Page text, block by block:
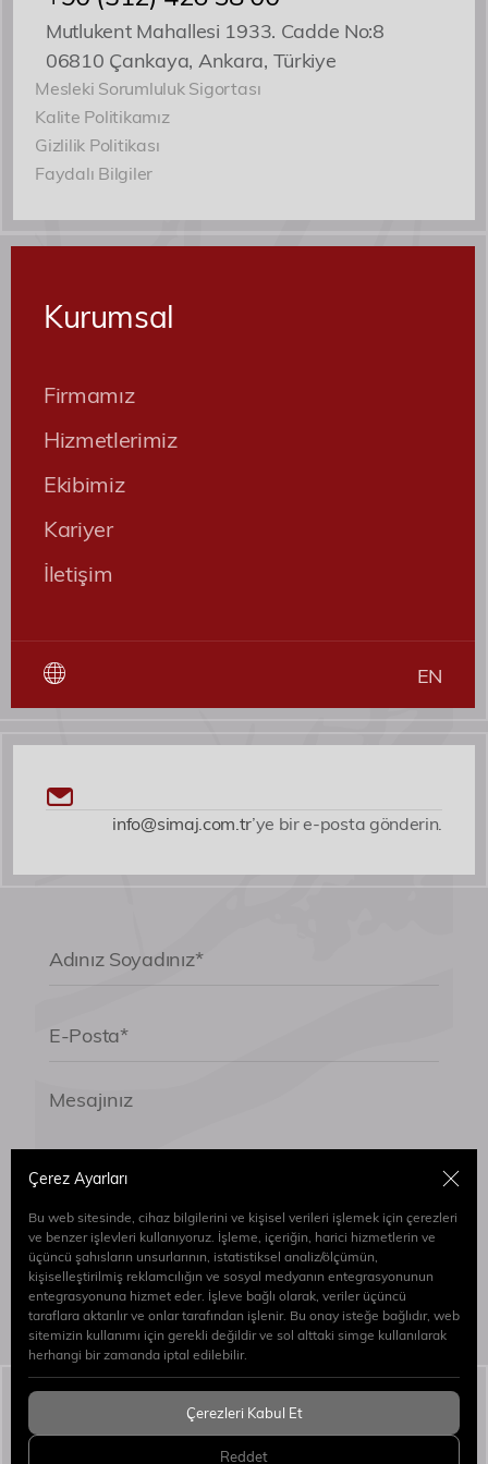
Mutlukent Mahallesi 1933. Cadde No:8
06810 Çankaya, Ankara, Türkiye
Mesleki Sorumluluk Sigortası
Kalite Politikamız
Gizlilik Politikası
Faydalı Bilgiler
Kurumsal
Firmamız
Hizmetlerimiz
Ekibimiz
Kariyer
İletişim
EN
info@simaj.com.tr’ye bir e-posta gönderin.
Formu göndererekAydınlatma Metni’ni Okudum
ve Kabul Ediyorum.
Gönder
WEB
Çerez Ayarları
Bu web sitesinde, cihaz bilgilerini ve kişisel verileri işlemek için çerezleri
ve benzer işlevleri kullanıyoruz. İşleme, içeriğin, harici hizmetlerin ve
üçüncü şahısların unsurlarının, istatistiksel analiz/ölçümün,
kişiselleştirilmiş reklamcılığın ve sosyal medyanın entegrasyonunun
entegrasyonuna hizmet eder. İşleve bağlı olarak, veriler üçüncü
taraflara aktarılır ve onlar tarafından işlenir. Bu onay isteğe bağlıdır, web
sitemizin kullanımı için gerekli değildir ve sol alttaki simge kullanılarak
herhangi bir zamanda iptal edilebilir.
Çerezleri Kabul Et
Reddet